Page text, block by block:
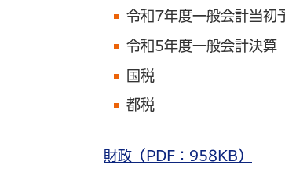
令和7年度一般会計当初
令和5年度一般会計決算
国税
都税
財政（PDF：958KB）